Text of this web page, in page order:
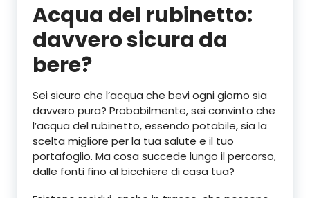
Acqua del rubinetto:
davvero sicura da
bere?
Sei sicuro che l’acqua che bevi ogni giorno sia
davvero pura? Probabilmente, sei convinto che
l’acqua del rubinetto, essendo potabile, sia la
scelta migliore per la tua salute e il tuo
portafoglio. Ma cosa succede lungo il percorso,
dalle fonti fino al bicchiere di casa tua?